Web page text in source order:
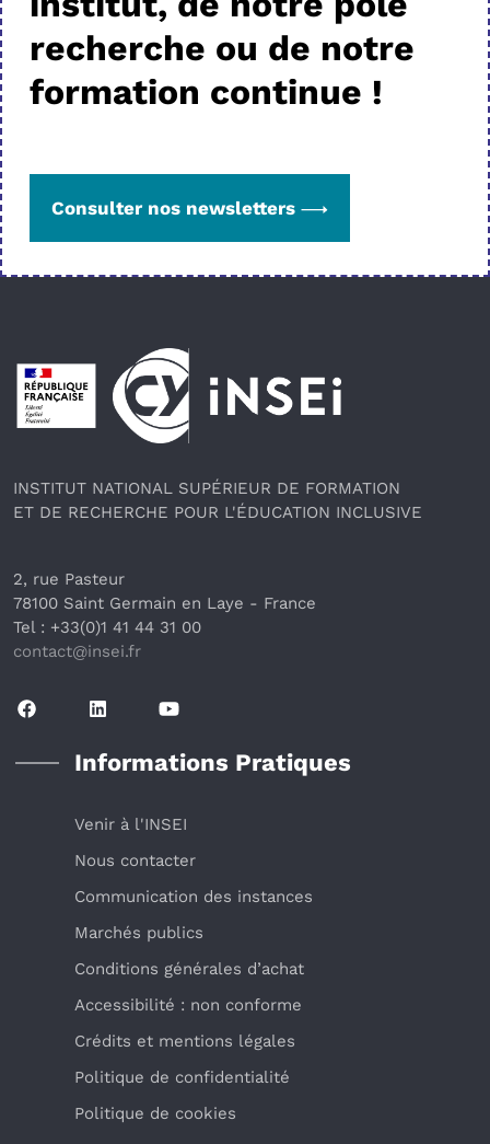
recherche ou de notre
formation continue !
Consulter nos newsletters
Pied de page
INSTITUT NATIONAL SUPÉRIEUR DE FORMATION
ET DE RECHERCHE POUR L'ÉDUCATION INCLUSIVE
2, rue Pasteur
78100 Saint Germain en Laye - France
Tel : +33(0)1 41 44 31 00
contact@insei.fr
Informations Pratiques
Venir à l'INSEI
Nous contacter
Communication des instances
Marchés publics
Conditions générales d’achat
Accessibilité : non conforme
Crédits et mentions légales
Politique de confidentialité
Politique de cookies